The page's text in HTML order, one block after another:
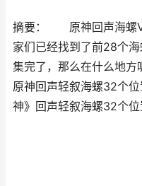
摘要： 原神回声海螺VI
家们已经找到了前28个
集完了，那么在什么地
原神回声轻叙海螺32个
神》回声轻叙海螺32个